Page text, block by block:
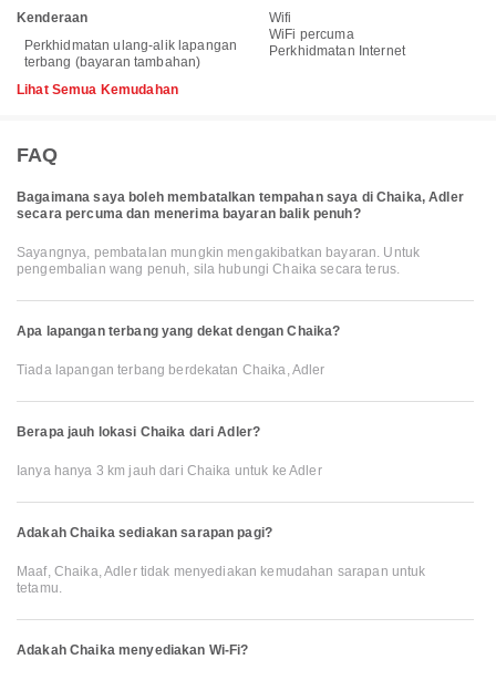
Kenderaan
Perkhidmatan ulang-alik lapangan
terbang (bayaran tambahan)
Wifi
WiFi percuma
Perkhidmatan Internet
Lihat Semua Kemudahan
FAQ
Bagaimana saya boleh membatalkan tempahan saya di Chaika, Adler
secara percuma dan menerima bayaran balik penuh?
Sayangnya, pembatalan mungkin mengakibatkan bayaran. Untuk
pengembalian wang penuh, sila hubungi Chaika secara terus.
Apa lapangan terbang yang dekat dengan Chaika?
Tiada lapangan terbang berdekatan Chaika, Adler
Berapa jauh lokasi Chaika dari Adler?
Ianya hanya 3 km jauh dari Chaika untuk ke Adler
Adakah Chaika sediakan sarapan pagi?
Maaf, Chaika, Adler tidak menyediakan kemudahan sarapan untuk
tetamu.
Adakah Chaika menyediakan Wi-Fi?